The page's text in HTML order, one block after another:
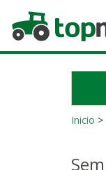
Topmaquinaria.com
Inicio >